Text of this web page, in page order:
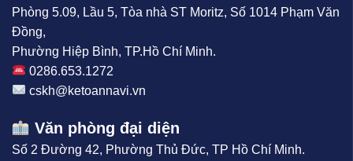
Phòng 5.09, Lầu 5, Tòa nhà ST Moritz, Số 1014 Phạm Văn
Đồng,
Phường Hiệp Bình, TP.Hồ Chí Minh.
0286.653.1272
cskh@ketoannavi.vn
Văn phòng đại diện
Số 2 Đường 42, Phường Thủ Đức, TP Hồ Chí Minh.